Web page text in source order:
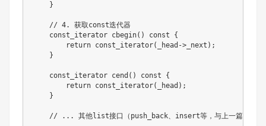
}
// 4. 获取const迭代器
    const_iterator
cbegin( ) const
{
return const_iterator( _head -> _next ) ;
}
    const_iterator
cend ( ) const
{
return const_iterator( _head ) ;
}
// ... 其他list接口（push_back、insert等，与上一篇一致